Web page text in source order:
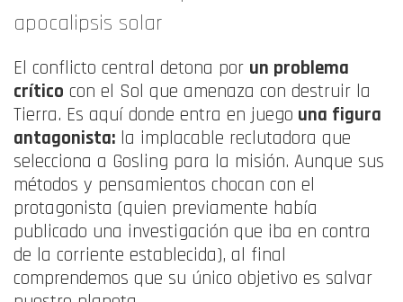
apocalipsis solar
El conflicto central detona por un problema
crítico con el Sol que amenaza con destruir la
Tierra. Es aquí donde entra en juego una figura
antagonista: la implacable reclutadora que
selecciona a Gosling para la misión. Aunque sus
métodos y pensamientos chocan con el
protagonista (quien previamente había
publicado una investigación que iba en contra
de la corriente establecida), al final
comprendemos que su único objetivo es salvar